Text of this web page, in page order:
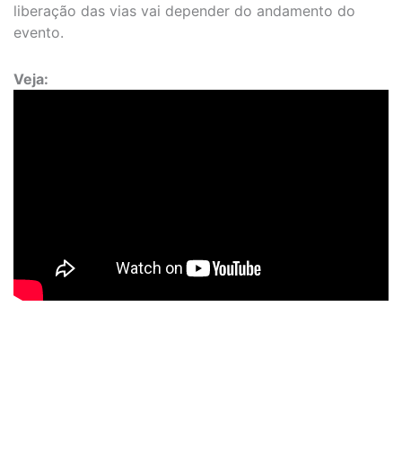
liberação das vias vai depender do andamento do
evento.
Veja: